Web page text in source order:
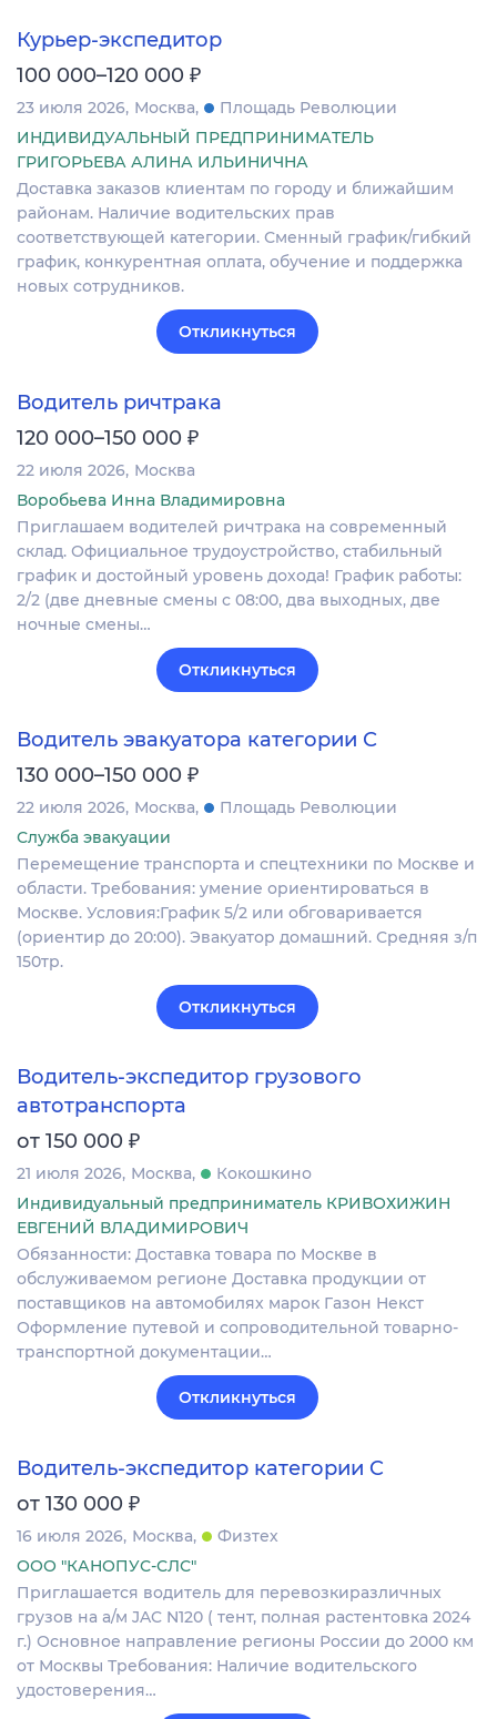
Курьер-экспедитор
100 000–120 000 ₽
23 июля 2026 Москва
Площадь Революции
ИНДИВИДУАЛЬНЫЙ ПРЕДПРИНИМАТЕЛЬ
ГРИГОРЬЕВА АЛИНА ИЛЬИНИЧНА
Доставка заказов клиентам по городу и ближайшим
районам. Наличие водительских прав
соответствующей категории. Сменный график/гибкий
график, конкурентная оплата, обучение и поддержка
новых сотрудников.
Откликнуться
Водитель ричтрака
120 000–150 000 ₽
22 июля 2026 Москва
Воробьева Инна Владимировна
Приглашаем водителей ричтрака на современный
склад. Официальное трудоустройство, стабильный
график и достойный уровень дохода! График работы:
2/2 (две дневные смены с 08:00, два выходных, две
ночные смены…
Откликнуться
Водитель эвакуатора категории С
130 000–150 000 ₽
22 июля 2026 Москва
Площадь Революции
Служба эвакуации
Перемещение транспорта и спецтехники по Москве и
области. Требования: умение ориентироваться в
Москве. Условия:График 5/2 или обговаривается
(ориентир до 20:00). Эвакуатор домашний. Средняя з/п
150тр.
Откликнуться
Водитель-экспедитор грузового
автотранспорта
от 150 000 ₽
21 июля 2026 Москва
Кокошкино
Индивидуальный предприниматель КРИВОХИЖИН
ЕВГЕНИЙ ВЛАДИМИРОВИЧ
Обязанности: Доставка товара по Москве в
обслуживаемом регионе Доставка продукции от
поставщиков на автомобилях марок Газон Некст
Оформление путевой и сопроводительной товарно-
транспортной документации…
Откликнуться
Водитель-экспедитор категории C
от 130 000 ₽
16 июля 2026 Москва
Физтех
ООО "КАНОПУС-СЛС"
Приглашается водитель для перевозкиразличных
грузов на а/м JAC N120 ( тент, полная растентовка 2024
г.) Основное направление регионы России до 2000 км
от Москвы Требования: Наличие водительского
удостоверения…